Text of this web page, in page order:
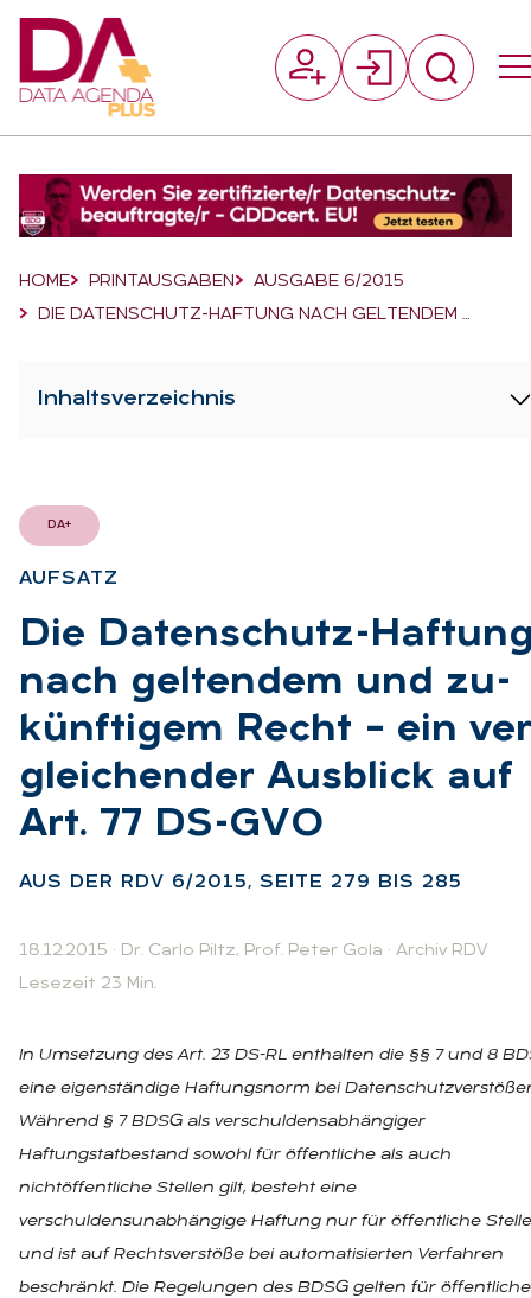
Breadcrumb-Navigation
HOME PRINTAUSGABEN
AUSGABE 6/2015
DIE DATENSCHUTZ-HAFTUNG NACH GELTENDEM …
Inhaltsverzeichnis
DA+
AUF­SATZ
:Die Da­ten­schutz-
nach gel­ten­dem und zu­
künf­ti­gem Recht – ein
glei­chen­der Aus­blick auf
Art. 77 DS-GVO
AUS DER RDV 6/2015, SEI­TE 279 BIS 285
18.12.2015 · Dr. Carlo Piltz, Prof. Peter Gola · Archiv RDV
Lesezeit 23 Min.
In Umsetzung des Art. 23 DS-RL enthalten die §§ 7 und 8
eine eigenständige Haftungsnorm bei
Während § 7 BDSG als verschuldensabhängiger
Haftungstatbestand sowohl für öffentliche als auch
nichtöffentliche Stellen gilt, besteht eine
verschuldensunabhängige Haftung nur für öffentliche
und ist auf Rechtsverstöße bei automatisierten Verfahren
beschränkt. Die Regelungen des BDSG gelten für öffentliche